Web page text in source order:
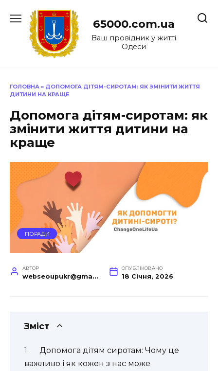
до
65000.com.ua
Ваш провідник у житті
Одеси
ГОЛОВНА » ДОПОМОГА ДІТЯМ-СИРОТАМ: ЯК ЗМІНИТИ ЖИТТЯ
ДИТИНИ НА КРАЩЕ
Допомога дітям-сиротам: як
змінити життя дитини на
краще
ПОРАДИ
АВТОР
webseoupukr@gmail.com
ОПУБЛІКОВАНО
18 Січня, 2026
Зміст
Допомога дітям сиротам: Чому це
важливо і як кожен з нас може